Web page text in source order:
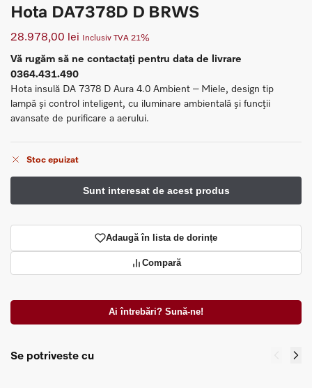
Hota DA7378D D BRWS
28.978,00 lei Inclusiv TVA 21%
Vă rugăm să ne contactați pentru data de livrare
0364.431.490
Hota insulă DA 7378 D Aura 4.0 Ambient – Miele, design tip
lampă și control inteligent, cu iluminare ambientală și funcții
avansate de purificare a aerului.
Stoc epuizat
Adaugă în lista de dorințe
Compară
Ai întrebări? Sună-ne!
Se potriveste cu